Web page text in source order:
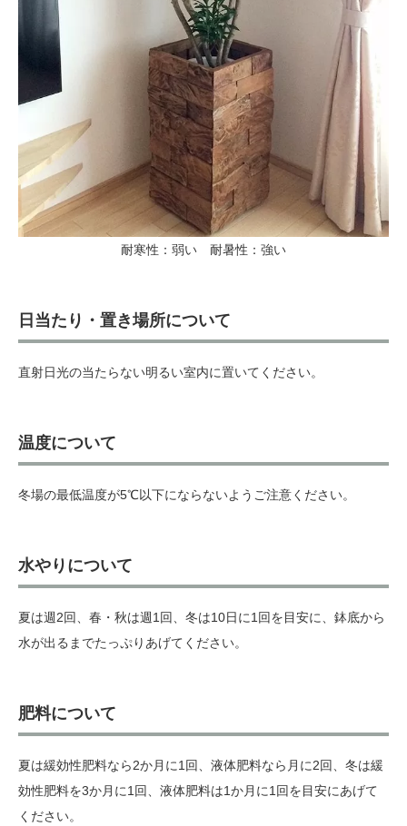
耐寒性：弱い 耐暑性：強い
日当たり・置き場所について
直射日光の当たらない明るい室内に置いてください。
温度について
冬場の最低温度が5℃以下にならないようご注意ください。
水やりについて
夏は週2回、春・秋は週1回、冬は10日に1回を目安に、鉢底から
水が出るまでたっぷりあげてください。
肥料について
夏は緩効性肥料なら2か月に1回、液体肥料なら月に2回、冬は緩
効性肥料を3か月に1回、液体肥料は1か月に1回を目安にあげて
ください。